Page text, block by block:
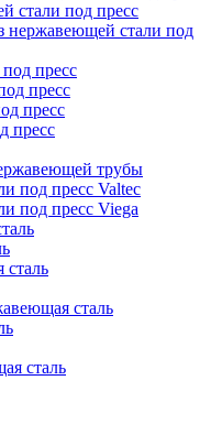
стали под пресс
нержавеющей стали под
пресс
пресс
пресс
пресс
трубы
под пресс Valtec
под пресс Viega
сталь
сталь